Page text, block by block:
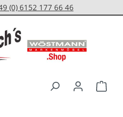
ab 1.000 € EKwert**